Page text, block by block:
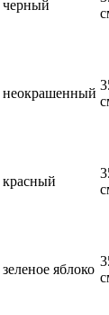
черный
неокрашенный
красный
зеленое яблоко